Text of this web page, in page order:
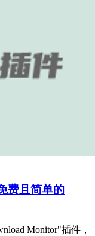
费且简单的
Monitor"插件，